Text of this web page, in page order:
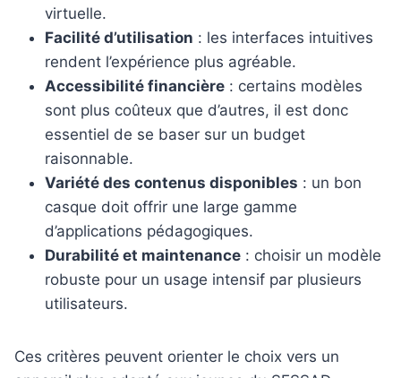
virtuelle.
Facilité d’utilisation : les interfaces intuitives
rendent l’expérience plus agréable.
Accessibilité financière : certains modèles
sont plus coûteux que d’autres, il est donc
essentiel de se baser sur un budget
raisonnable.
Variété des contenus disponibles : un bon
casque doit offrir une large gamme
d’applications pédagogiques.
Durabilité et maintenance : choisir un modèle
robuste pour un usage intensif par plusieurs
utilisateurs.
Ces critères peuvent orienter le choix vers un